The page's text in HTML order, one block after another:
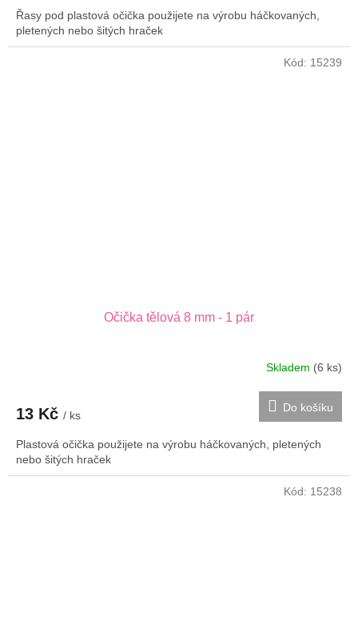
Řasy pod plastová očička použijete na výrobu háčkovaných,
pletených nebo šitých hraček
Očička tělová 8 mm - 1 pár
Skladem (6 ks)
13 Kč / ks
Do košíku
Plastová očička použijete na výrobu háčkovaných, pletených
nebo šitých hraček
Kód: 15239
Kód: 15238